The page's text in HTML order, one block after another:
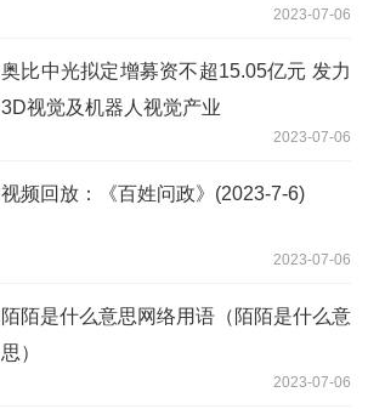
2023-07-06
奥比中光拟定增募资不超15.05亿元 发力
3D视觉及机器人视觉产业
2023-07-06
视频回放：《百姓问政》(2023-7-6)
2023-07-06
陌陌是什么意思网络用语（陌陌是什么意
思）
2023-07-06